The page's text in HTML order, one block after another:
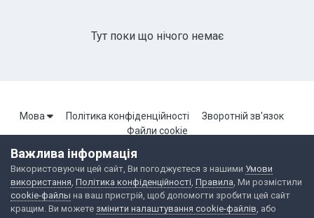
Тут поки що нічого немає
Мова Політика конфіденційності
Зворотній зв'язок
Файли cookie
Портал Броварської локальної мережі. Всі права захищені.
Powered by Invision Community
Важлива інформація
Використовуючи цей сайт, Ви погоджуєтеся з нашими Умови
використання Політика конфіденційності Правила , Ми розмістили
cookie-файлы на ваш пристрій, щоб допомогти зробити цей сайт
кращим. Ви можете змінити налаштування cookie-файлів , або